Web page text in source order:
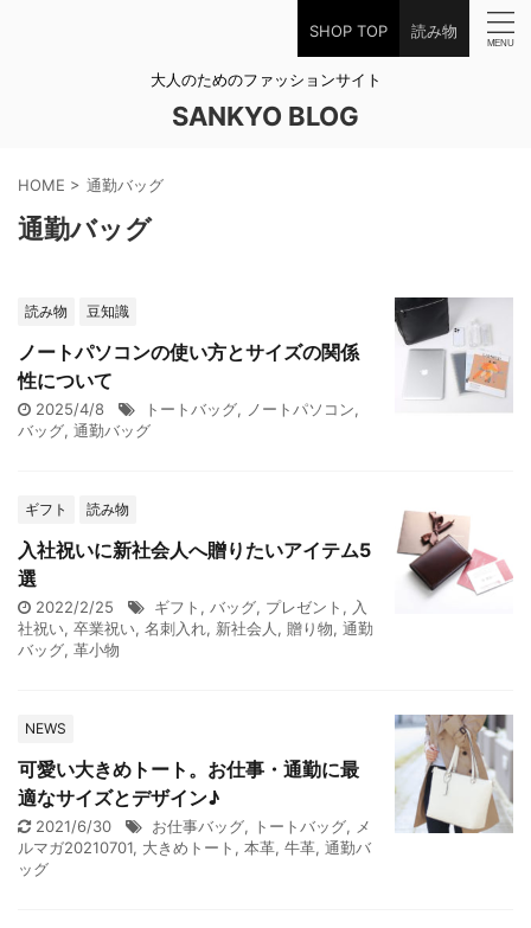
SHOP TOP 読み物
大人のためのファッションサイト
SANKYO BLOG
HOME > 通勤バッグ
通勤バッグ
読み物 豆知識
ノートパソコンの使い方とサイズの関係
性について
2025/4/8 トートバッグ, ノートパソコン,
バッグ, 通勤バッグ
ギフト 読み物
入社祝いに新社会人へ贈りたいアイテム5
選
2022/2/25 ギフト , バッグ, プレゼント , 入
社祝い, 卒業祝い, 名刺入れ, 新社会人 , 贈り物, 通勤
バッグ, 革小物
NEWS
可愛い大きめトート。お仕事・通勤に最
適なサイズとデザイン♪
2021/6/30 お仕事バッグ, トートバッグ, メ
ルマガ20210701, 大きめトート , 本革, 牛革, 通勤バ
ッグ